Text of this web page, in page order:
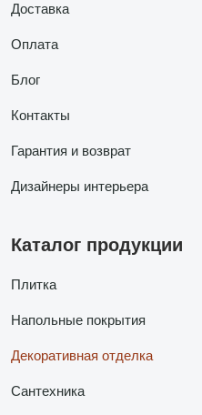
Доставка
Оплата
Блог
Контакты
Гарантия и возврат
Дизайнеры интерьера
Каталог продукции
Плитка
Напольные покрытия
Декоративная отделка
Сантехника